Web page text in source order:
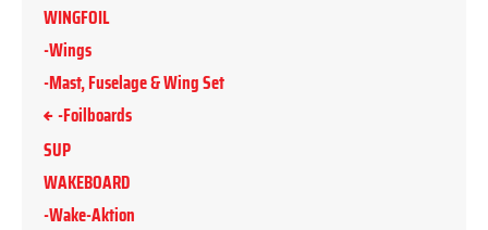
WINGFOIL
-Wings
-Mast, Fuselage & Wing Set
-Foilboards
SUP
WAKEBOARD
-Wake-Aktion